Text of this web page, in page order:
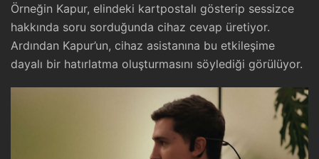
Örneğin Kapur, elindeki kartpostalı gösterip sessizce
hakkında soru sorduğunda cihaz cevap üretiyor.
Ardından Kapur’un, cihaz asistanına bu etkileşime
dayalı bir hatırlatma oluşturmasını söylediği görülüyor.